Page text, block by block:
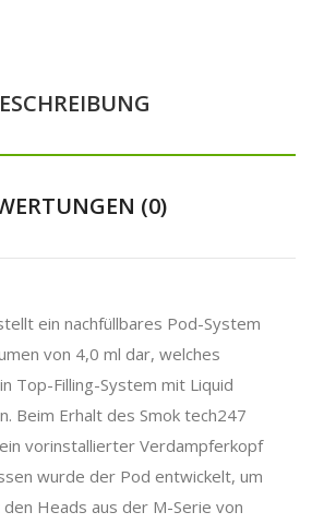
(0)
ein nachfüllbares Pod-System
von 4,0 ml dar, welches
Top-Filling-System mit Liquid
Beim Erhalt des Smok tech247
vorinstallierter Verdampferkopf
wurde der Pod entwickelt, um
Heads aus der M-Serie von